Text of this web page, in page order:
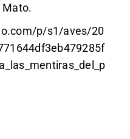
Mato.
p/s1/aves/20